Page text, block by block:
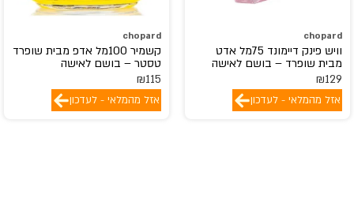
chopard
וויש פינק דיימונד 75מל אדט
מבית שופרד – בושם לאישה
₪129
אזל מהמלאי - לעדכון
chopard
קשמיר 100מל אדפ מבית שופרד
טסטר – בושם לאישה
₪115
אזל מהמלאי - לעדכון